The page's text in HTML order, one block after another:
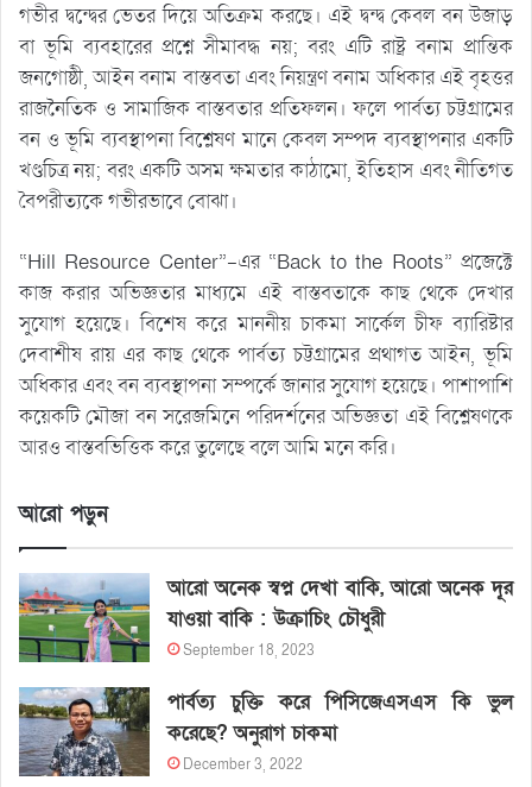
গভীর দ্বন্দ্বের ভেতর দিয়ে অতিক্রম করছে। এই দ্বন্দ্ব কেবল বন উজাড়
বা ভূমি ব্যবহারের প্রশ্নে সীমাবদ্ধ নয়; বরং এটি রাষ্ট্র বনাম প্রান্তিক
জনগোষ্ঠী, আইন বনাম বাস্তবতা এবং নিয়ন্ত্রণ বনাম অধিকার এই বৃহত্তর
রাজনৈতিক ও সামাজিক বাস্তবতার প্রতিফলন। ফলে পার্বত্য চট্টগ্রামের
বন ও ভূমি ব্যবস্থাপনা বিশ্লেষণ মানে কেবল সম্পদ ব্যবস্থাপনার একটি
খণ্ডচিত্র নয়; বরং একটি অসম ক্ষমতার কাঠামো, ইতিহাস এবং নীতিগত
বৈপরীত্যকে গভীরভাবে বোঝা।
“Hill Resource Center”-এর “Back to the Roots” প্রজেক্টে
কাজ করার অভিজ্ঞতার মাধ্যমে এই বাস্তবতাকে কাছ থেকে দেখার
সুযোগ হয়েছে। বিশেষ করে মাননীয় চাকমা সার্কেল চীফ ব্যারিষ্টার
দেবাশীষ রায় এর কাছ থেকে পার্বত্য চট্টগ্রামের প্রথাগত আইন, ভূমি
অধিকার এবং বন ব্যবস্থাপনা সম্পর্কে জানার সুযোগ হয়েছে। পাশাপাশি
কয়েকটি মৌজা বন সরেজমিনে পরিদর্শনের অভিজ্ঞতা এই বিশ্লেষণকে
আরও বাস্তবভিত্তিক করে তুলেছে বলে আমি মনে করি।
আরো পড়ুন
আরো অনেক স্বপ্ন দেখা বাকি, আরো অনেক দূর
যাওয়া বাকি : উক্রাচিং চৌধুরী
September 18, 2023
পার্বত্য চুক্তি করে পিসিজেএসএস কি ভুল
করেছে? অনুরাগ চাকমা
December 3, 2022